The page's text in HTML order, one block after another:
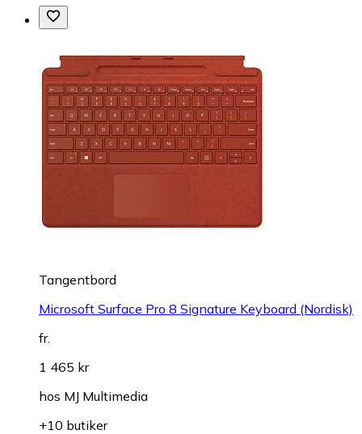
Tangentbord
Microsoft Surface Pro 8 Signature Keyboard (Nordisk)
fr.
1 465 kr
hos MJ Multimedia
+10 butiker